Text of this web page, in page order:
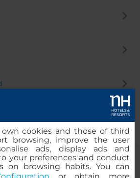
cookies and those of third
browsing, improve the user
ads, display ads and
your preferences and conduct
on browsing habits. You can